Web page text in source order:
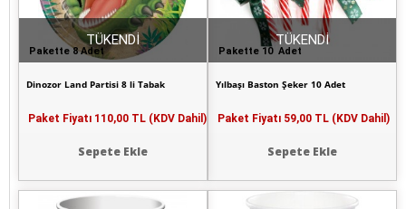
Pakette 10 Adet
Yılbaşı Baston Şeker 10 Adet
Paket Fiyatı 59,00 TL (KDV Dahil)
Sepete Ekle
TÜKENDİ
Pakette 8 Adet
Dinozor Land Partisi 8 li Tabak
Paket Fiyatı 110,00 TL (KDV Dahil)
Sepete Ekle
TÜKENDİ